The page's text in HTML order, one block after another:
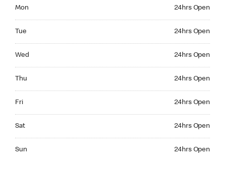
Mon 24hrs Open
Tue 24hrs Open
Wed 24hrs Open
Thu 24hrs Open
Fri 24hrs Open
Sat 24hrs Open
Sun 24hrs Open